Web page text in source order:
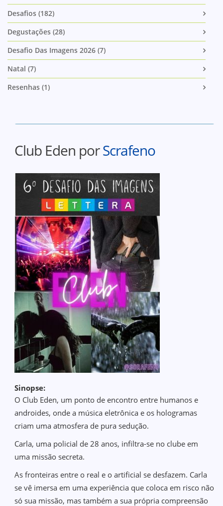
Desafios (182)
Degustações (28)
Desafio Das Imagens 2026 (7)
Natal (7)
Resenhas (1)
Club Eden porScrafeno
Sinopse:
O Club Eden, um ponto de encontro entre humanos e
androides, onde a música eletrônica e os hologramas
criam uma atmosfera de pura sedução.
Carla, uma policial de 28 anos, infiltra-se no clube em
uma missão secreta.
As fronteiras entre o real e o artificial se desfazem. Carla
se vê imersa em uma experiência que coloca em risco não
só sua missão, mas também a sua própria compreensão